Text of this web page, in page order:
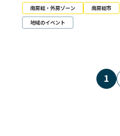
南房総・外房ゾーン
南房総市
地域のイベント
1